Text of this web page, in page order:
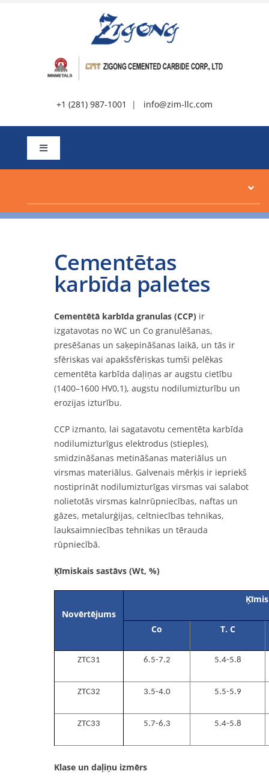
+1 (281) 987-1001 | info@zim-llc.com
Pārslēgt
Resursi
Tiešsaistē
Cementētas
karbīda paletes
Cementētā karbīda granulas (CCP) ir
izgatavotas no WC un Co granulēšanas,
presēšanas un saķepināšanas laikā, un tās ir
sfēriskas vai apakšsfēriskas tumši pelēkas
cementēta karbīda daļiņas ar augstu cietību
(1400–1600 HV0,1), augstu nodilumizturību un
erozijas izturību.
CCP izmanto, lai sagatavotu cementēta karbīda
nodilumizturīgus elektrodus (stieples),
smidzināšanas metināšanas materiālus un
virsmas materiālus. Galvenais mērķis ir iepriekš
nostiprināt nodilumizturīgas virsmas vai salabot
nolietotās virsmas kalnrūpniecības, naftas un
gāzes, metalurģijas, celtniecības tehnikas,
lauksaimniecības tehnikas un tērauda
rūpniecībā.
Ķīmiskais sastāvs (Wt, %)
Novērtējums
Co T. C
ZTC31 6.5-7.2 5.4-5.8
ZTC32 3.5-4.0 5.5-5.9
ZTC33 5.7-6.3 5.4-5.8
Klase un daļiņu izmērs